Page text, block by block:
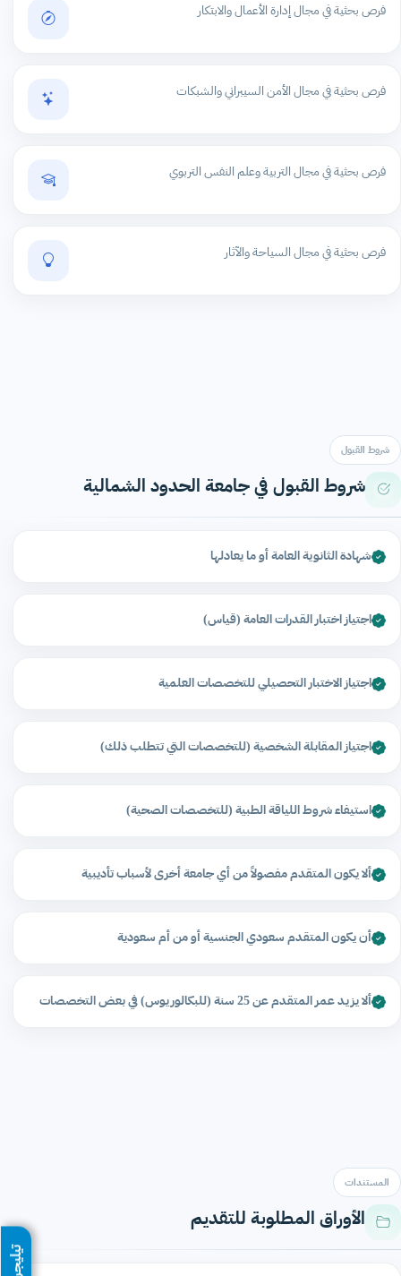
فرص بحثية في مجال إدارة الأعمال والابتكار
فرص بحثية في مجال الأمن السيبراني والشبكات
فرص بحثية في مجال التربية وعلم النفس التربوي
فرص بحثية في مجال السياحة والآثار
شروط القبول
شروط القبول في جامعة الحدود الشمالية
شهادة الثانوية العامة أو ما يعادلها
اجتياز اختبار القدرات العامة (قياس)
اجتياز الاختبار التحصيلي للتخصصات العلمية
اجتياز المقابلة الشخصية (للتخصصات التي تتطلب ذلك)
استيفاء شروط اللياقة الطبية (للتخصصات الصحية)
ألا يكون المتقدم مفصولاً من أي جامعة أخرى لأسباب تأديبية
أن يكون المتقدم سعودي الجنسية أو من أم سعودية
ألا يزيد عمر المتقدم عن 25 سنة (للبكالوريوس) في بعض التخصصات
المستندات
الأوراق المطلوبة للتقديم